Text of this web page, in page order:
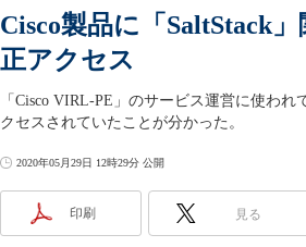
Cisco製品に「SaltStack
正アクセス
「Cisco VIRL-PE」のサービス運営に使わ
クセスされていたことが分かった。
2020年05月29日 12時29分 公開
印刷 見る